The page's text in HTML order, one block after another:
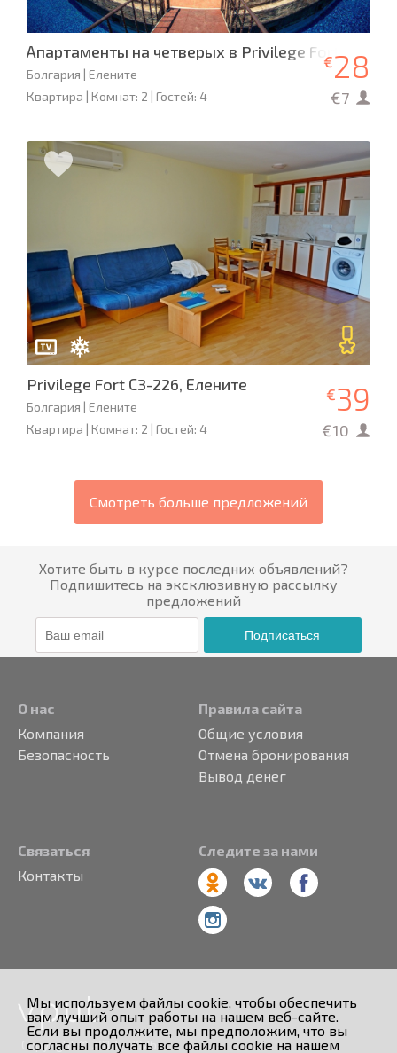
Апартаменты на четверых в Privilege Fort Beach,
Болгария | Елените
Квартира | Комнат: 2 | Гостей: 4
€28
€7
Privilege Fort С3-226, Елените
Болгария | Елените
Квартира | Комнат: 2 | Гостей: 4
€39
€10
Смотреть больше предложений
Мы используем файлы cookie, чтобы обеспечить
вам лучший опыт работы на нашем веб-сайте.
Если вы продолжите, мы предположим, что вы
согласны получать все файлы cookie на нашем
Хотите быть в курсе последних объявлений?
Подпишитесь на эксклюзивную рассылку
предложений
Подписаться
О нас
Компания
Безопасность
Правила сайта
Общие условия
Отмена бронирования
Вывод денег
Связаться
Контакты
Следите за нами
Copyright © 2013 - 2026